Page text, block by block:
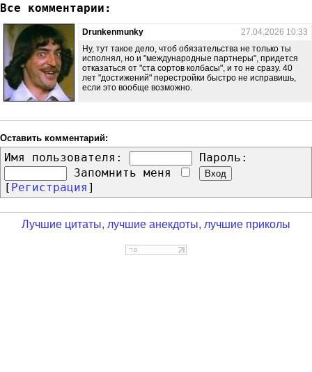
Все комментарии:
Drunkenmunky
27.04.2026 10:33
Ну, тут такое дело, чтоб обязательства не только ты
исполнял, но и "международные партнеры", придется
отказаться от "ста сортов колбасы", и то не сразу. 40
лет "достижений" перестройки быстро не исправишь,
если это вообще возможно.
Оставить комментарий:
Имя пользователя:
Пароль:
Запомнить меня
[ Регистрация ]
Лучшие цитаты, лучшие анекдоты, лучшие приколы